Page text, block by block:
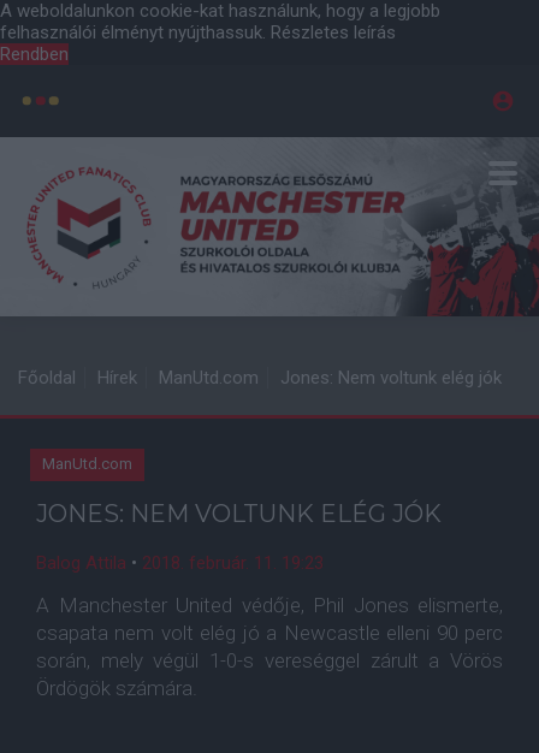
A weboldalunkon cookie-kat használunk, hogy a legjobb
felhasználói élményt nyújthassuk. Részletes leírás
Rendben
Főoldal Hírek ManUtd.com Jones: Nem voltunk elég jók
ManUtd.com
JONES: NEM VOLTUNK ELÉG JÓK
Balog Attila • 2018. február. 11. 19:23
A Manchester United védője, Phil Jones elismerte,
csapata nem volt elég jó a Newcastle elleni 90 perc
során, mely végül 1-0-s vereséggel zárult a Vörös
Ördögök számára.